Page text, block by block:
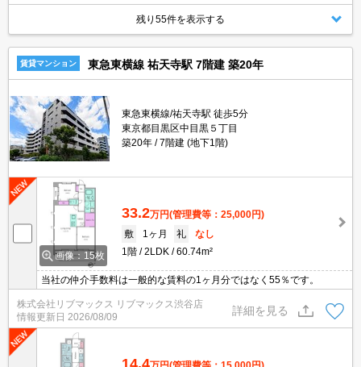
残り55件を表示する
賃貸マンション 東急東横線 祐天寺駅 7階建 築20年
東急東横線/祐天寺駅 徒歩5分
東京都目黒区中目黒５丁目
築20年
7階建 (地下1階)
画像：15枚
33.2万円(管理費等：25,000円)
敷
1ヶ月 礼
なし
1階
2LDK 60.74m²
当社の仲介手数料は一般的な賃料の1ヶ月分ではなく55％です。
株式会社リブマックス リブマックス渋谷店
情報更新日 2026/08/09
詳細を見る
14.4万円(管理費等：15,000円)